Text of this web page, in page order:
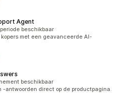
Agent
beschikbaar
kopers met een geavanceerde AI-
beschikbaar
-antwoorden direct op de productpagina.